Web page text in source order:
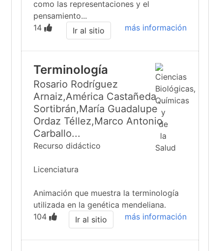
como las representaciones y el
pensamiento...
14
más información
Ir al sitio
Terminología
Rosario Rodríguez
Arnaiz,América Castañeda
Sortibrán,María Guadalupe
Ordaz Téllez,Marco Antonio
Carballo...
Recurso didáctico
Licenciatura
Animación que muestra la terminología
utilizada en la genética mendeliana.
104
más información
Ir al sitio